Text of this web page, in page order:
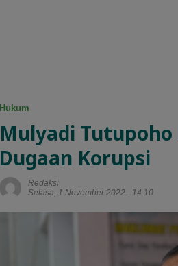
Hukum
Mulyadi
Dugaan Korupsi
Redaksi
Selasa, 1 November 2022 - 14:10